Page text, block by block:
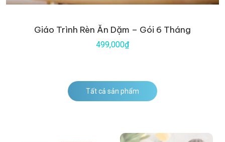
Giáo Trình Rèn Ăn Dặm – Gói 6 Tháng
499,000₫
Tất cả sản phẩm